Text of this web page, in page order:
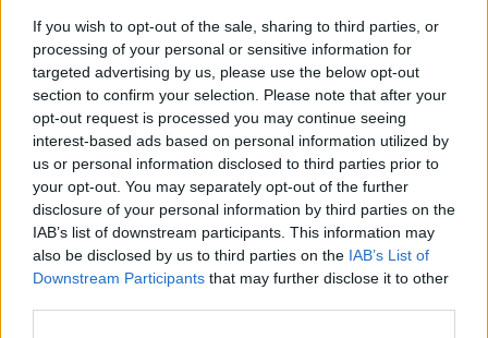
If you wish to opt-out of the sale, sharing to third parties, or
processing of your personal or sensitive information for
targeted advertising by us, please use the below opt-out
section to confirm your selection. Please note that after your
opt-out request is processed you may continue seeing
interest-based ads based on personal information utilized by
us or personal information disclosed to third parties prior to
your opt-out. You may separately opt-out of the further
disclosure of your personal information by third parties on the
IAB’s list of downstream participants. This information may
also be disclosed by us to third parties on the IAB’s List of
Downstream Participants that may further disclose it to other
heurter votre sensibilité (mais oui, il va te rappeler, il a dû
être très occupé ces deniers temps, c’est tout…), la fausse
bonne amie va vous dire texto de ne pas espérer en vain,
et que ce mec était un parfait connard de toute façon.
Oui, ce n’est pas plaisant à entendre, mais au moins c’est
franc du collier !
2. Elle n’a pas peur de dire ce qu’elle pense
non ? Dans les soirées, c’est la première à se lâcher, et à